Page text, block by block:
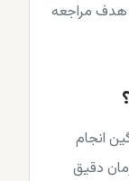
مراجعه
انجام
دقیق